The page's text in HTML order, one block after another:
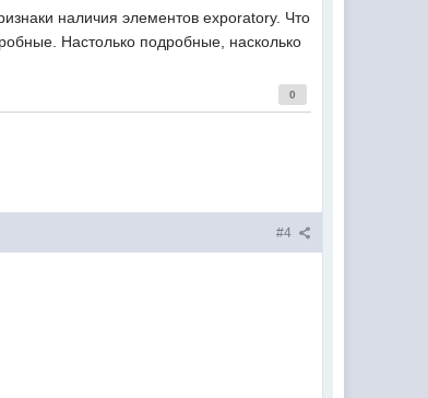
наличия элементов exporatory. Что
Настолько подробные, насколько
0
#4